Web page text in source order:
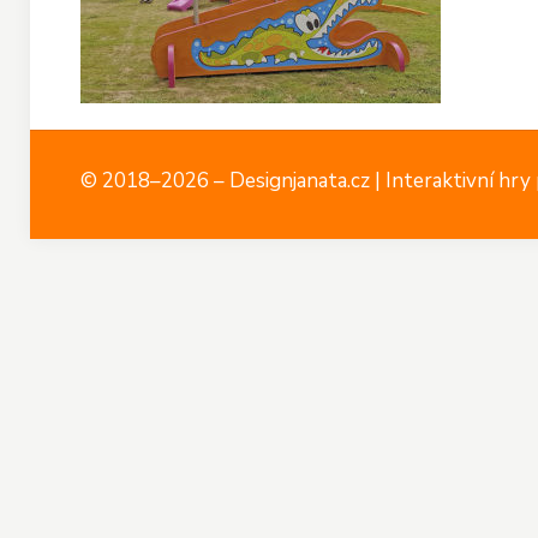
© 2018–2026 – Designjanata.cz | Interaktivní